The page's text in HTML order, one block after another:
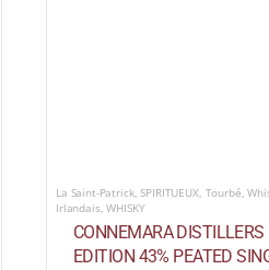
La Saint-Patrick,SPIRITUEUX Tourbé ,
Irlandais ,WHISKY
CONNEMARA DISTILLERS
EDITION 43% PEATED